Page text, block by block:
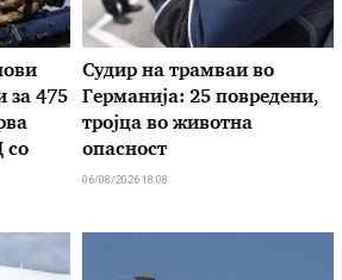
за 475
со
Судир на трамваи во
Германија: 25 повредени,
тројца во животна
опасност
06/08/2026 18:08